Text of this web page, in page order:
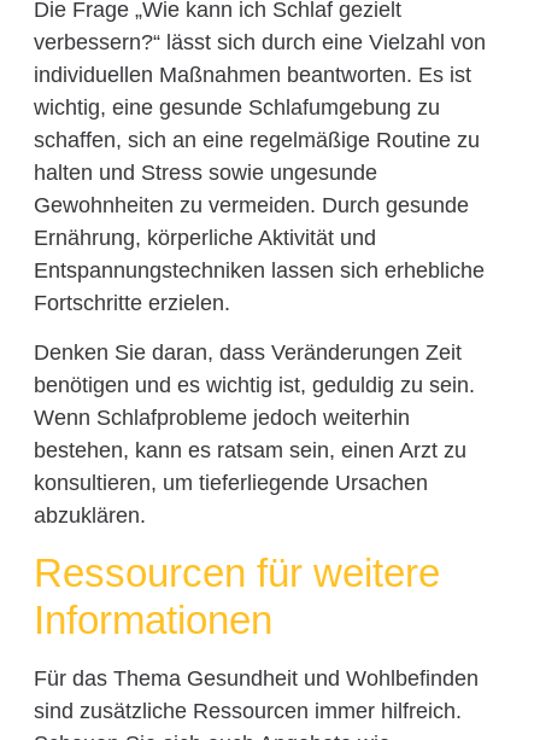
Die Frage „Wie kann ich Schlaf gezielt
verbessern?“ lässt sich durch eine Vielzahl von
individuellen Maßnahmen beantworten. Es ist
wichtig, eine gesunde Schlafumgebung zu
schaffen, sich an eine regelmäßige Routine zu
halten und Stress sowie ungesunde
Gewohnheiten zu vermeiden. Durch gesunde
Ernährung, körperliche Aktivität und
Entspannungstechniken lassen sich erhebliche
Fortschritte erzielen.
Denken Sie daran, dass Veränderungen Zeit
benötigen und es wichtig ist, geduldig zu sein.
Wenn Schlafprobleme jedoch weiterhin
bestehen, kann es ratsam sein, einen Arzt zu
konsultieren, um tieferliegende Ursachen
abzuklären.
Ressourcen für weitere
Informationen
Für das Thema Gesundheit und Wohlbefinden
sind zusätzliche Ressourcen immer hilfreich.